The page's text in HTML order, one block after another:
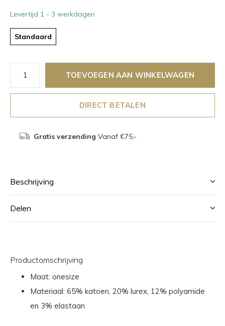
Levertijd 1 - 3 werkdagen
Standaard
TOEVOEGEN AAN WINKELWAGEN
DIRECT BETALEN
Gratis verzending Vanaf €75,-
Beschrijving
Delen
Productomschrijving
Maat: onesize
Materiaal: 65% katoen, 20% lurex, 12% polyamide
en 3% elastaan